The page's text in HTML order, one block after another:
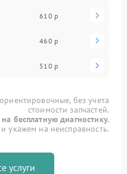
610 р
460 р
510 р
без учета
стоимости запчастей.
бесплатную диагностику.
укажем на неисправность.
услуги